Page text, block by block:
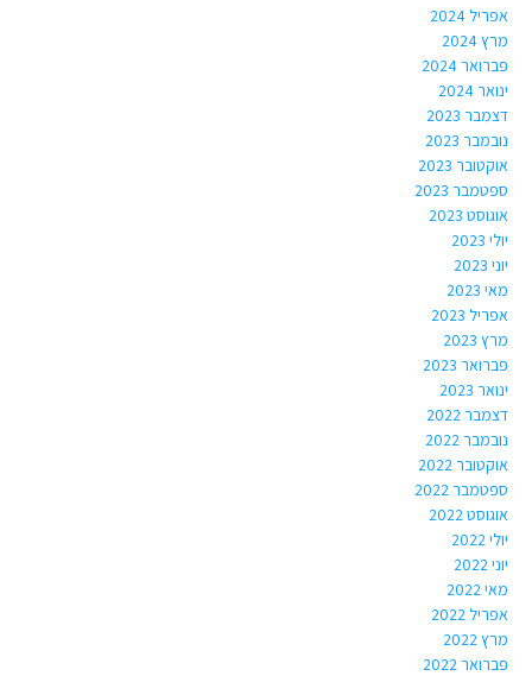
אפריל 2024
מרץ 2024
פברואר 2024
ינואר 2024
דצמבר 2023
נובמבר 2023
אוקטובר 2023
ספטמבר 2023
אוגוסט 2023
יולי 2023
יוני 2023
מאי 2023
אפריל 2023
מרץ 2023
פברואר 2023
ינואר 2023
דצמבר 2022
נובמבר 2022
אוקטובר 2022
ספטמבר 2022
אוגוסט 2022
יולי 2022
יוני 2022
מאי 2022
אפריל 2022
מרץ 2022
פברואר 2022